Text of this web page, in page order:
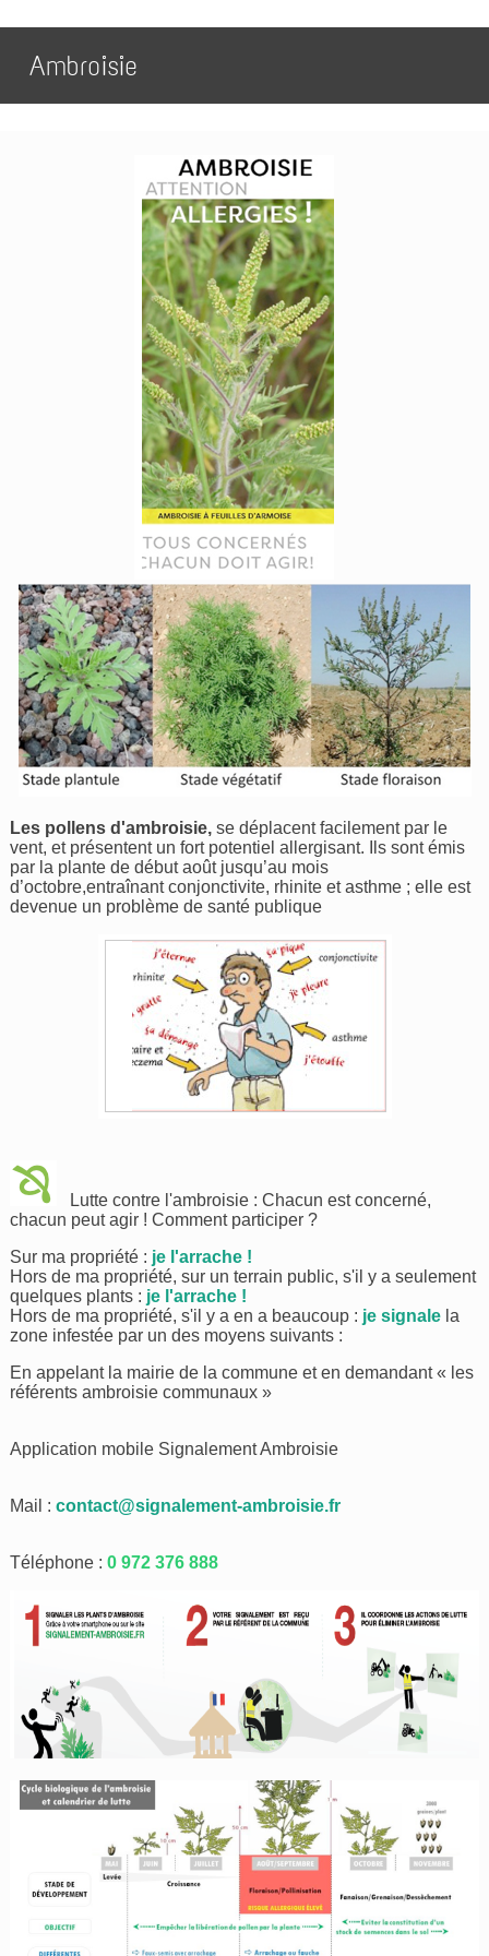
Ambroisie
Les pollens d'ambroisie, se déplacent facilement par le
vent, et présentent un fort potentiel allergisant. Ils sont émis
par la plante de début août jusqu’au mois
d’octobre,entraînant conjonctivite, rhinite et asthme ; elle est
devenue un problème de santé publique
Lutte contre l'ambroisie : Chacun est concerné,
chacun peut agir ! Comment participer ?
Sur ma propriété : je l'arrache !
Hors de ma propriété, sur un terrain public, s'il y a seulement
quelques plants : je l'arrache !
Hors de ma propriété, s'il y a en a beaucoup : je signale la
zone infestée par un des moyens suivants :
En appelant la mairie de la commune et en demandant « les
référents ambroisie communaux »
Application mobile Signalement Ambroisie
Mail :contact@signalement-ambroisie.fr
Téléphone :0 972 376 888